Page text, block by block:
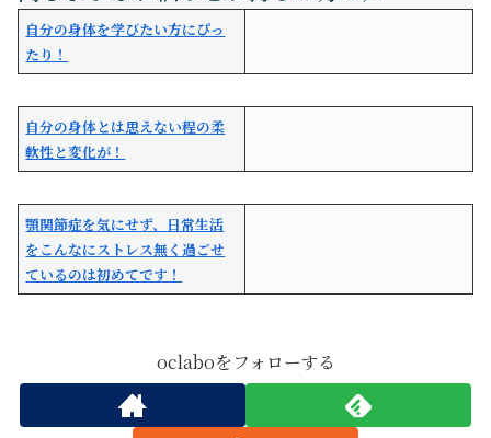
自分の身体を学びたい方にぴっ
たり！
自分の身体とは思えない程の柔
軟性と変化が！
顎関節症を気にせず、日常生活
をこんなにストレス無く過ごせ
ているのは初めてです！
oclaboをフォローする